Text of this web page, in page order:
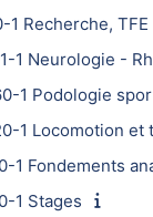
1 Recherche, TFE
1 Neurologie -
1 Podologie
1 Locomotion et
1 Fondements
1 Stages